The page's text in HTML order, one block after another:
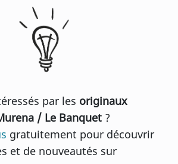
par les originaux
/ Le Banquet ?
gratuitement pour découvrir
et de nouveautés sur